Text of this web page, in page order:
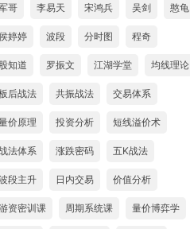
哥 李易天 宋鸿兵 吴剑 憨龟
婷婷 波段 分时图 程奇
股知道 罗振文 江湖学堂 均线理论
后战法 共振战法 交易体系
价原理 投资分析 短线溢价术
法体系 涨跌密码 五K战法
段主升 日内交易 价值分析
资密训课 周期系统课 量价博弈学